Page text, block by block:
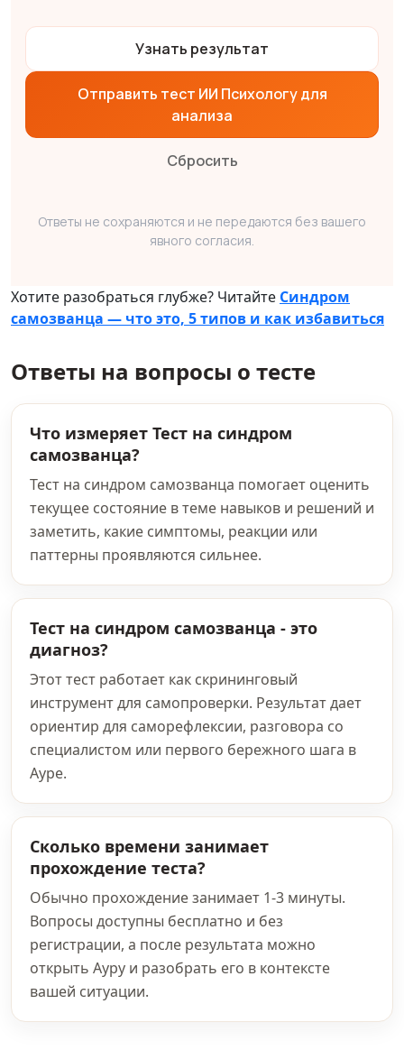
Узнать результат
Отправить тест ИИ Психологу для
анализа
Сбросить
Ответы не сохраняются и не передаются без вашего
явного согласия.
Хотите разобраться глубже? Читайте Синдром
самозванца — что это, 5 типов и как избавиться
Ответы на вопросы о тесте
Что измеряет Тест на синдром
самозванца?
Тест на синдром самозванца помогает оценить
текущее состояние в теме навыков и решений и
заметить, какие симптомы, реакции или
паттерны проявляются сильнее.
Тест на синдром самозванца - это
диагноз?
Этот тест работает как скрининговый
инструмент для самопроверки. Результат дает
ориентир для саморефлексии, разговора со
специалистом или первого бережного шага в
Ауре.
Сколько времени занимает
прохождение теста?
Обычно прохождение занимает 1-3 минуты.
Вопросы доступны бесплатно и без
регистрации, а после результата можно
открыть Ауру и разобрать его в контексте
вашей ситуации.